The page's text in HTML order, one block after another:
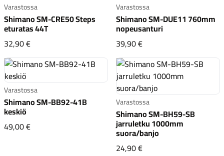
Varastossa
Shimano SM-CRE50 Steps
eturatas 44T
32,90 €Shimano SM-CRE50 Steps eturatas 44T
Varastossa
Shimano SM-DUE11 760mm
nopeusanturi
39,90 €Shimano SM-DUE11
Varastossa
Shimano SM-BB92-41B
keskiö
49,00 €Shimano SM-BB92-41B keskiö
Varastossa
Shimano SM-BH59-SB
jarruletku 1000mm
suora/banjo
24,90 €Shimano SM-BH59-